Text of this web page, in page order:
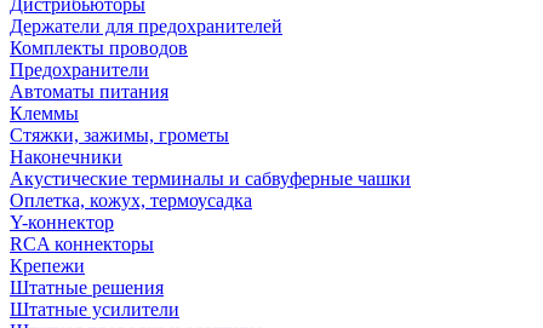
Дистрибьюторы
Держатели для предохранителей
Комплекты проводов
Предохранители
Автоматы питания
Клеммы
Стяжки, зажимы, грометы
Наконечники
Акустические терминалы и сабвуферные чашки
Оплетка, кожух, термоусадка
Y-коннектор
RCA коннекторы
Крепежи
Штатные решения
Штатные усилители